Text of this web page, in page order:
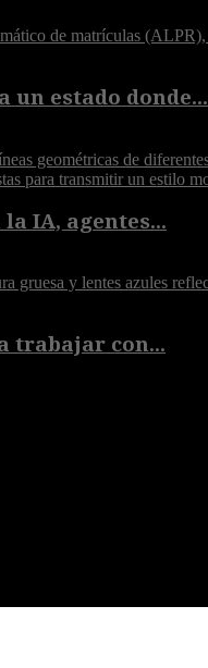
un estado donde...
IA, agentes...
trabajar con...